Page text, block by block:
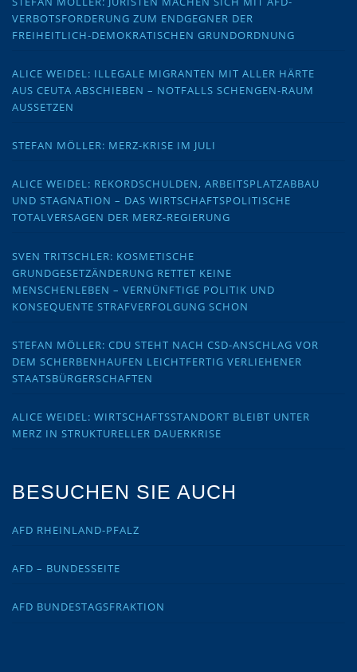
VERBOTSFORDERUNG ZUM ENDGEGNER DER
FREIHEITLICH-DEMOKRATISCHEN GRUNDORDNUNG
ALICE WEIDEL: ILLEGALE MIGRANTEN MIT ALLER HÄRTE
AUS CEUTA ABSCHIEBEN – NOTFALLS SCHENGEN-RAUM
AUSSETZEN
STEFAN MÖLLER: MERZ-KRISE IM JULI
ALICE WEIDEL: REKORDSCHULDEN, ARBEITSPLATZABBAU
UND STAGNATION – DAS WIRTSCHAFTSPOLITISCHE
TOTALVERSAGEN DER MERZ-REGIERUNG
SVEN TRITSCHLER: KOSMETISCHE
GRUNDGESETZÄNDERUNG RETTET KEINE
MENSCHENLEBEN – VERNÜNFTIGE POLITIK UND
KONSEQUENTE STRAFVERFOLGUNG SCHON
STEFAN MÖLLER: CDU STEHT NACH CSD-ANSCHLAG VOR
DEM SCHERBENHAUFEN LEICHTFERTIG VERLIEHENER
STAATSBÜRGERSCHAFTEN
ALICE WEIDEL: WIRTSCHAFTSSTANDORT BLEIBT UNTER
MERZ IN STRUKTURELLER DAUERKRISE
BESUCHEN SIE AUCH
AFD RHEINLAND-PFALZ
AFD – BUNDESSEITE
AFD BUNDESTAGSFRAKTION